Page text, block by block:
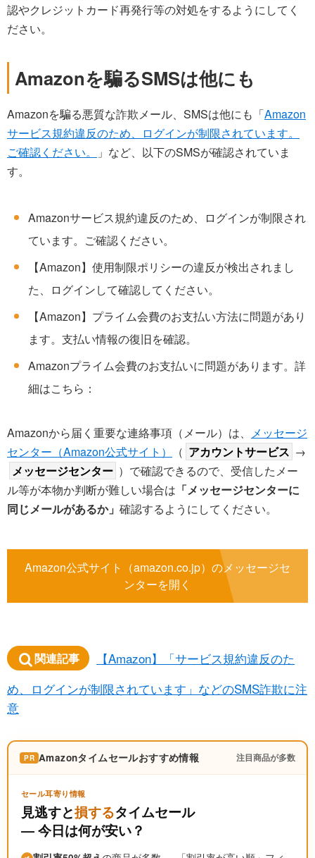
認やクレジットカード再発行等の対処をするようにしてく
ださい。
Amazonを騙るSMSは他にも
Amazonを騙る悪質な詐欺メール、SMSは他にも「Amazon
サービス規約違反のため、ログインが制限されています。
ご確認ください。
」など、以下のSMSが確認されていま
す。
Amazonサービス規約違反のため、ログインが制限され
ています。ご確認ください。
【Amazon】使用制限ポリシーの違反が検出されまし
た、ログインして確認してください。
【Amazon】プライム会費のお支払い方法に問題があり
ます。支払い情報の復旧を確認。
Amazonプライム会費のお支払いに問題があります。詳
細はこちら：
Amazonから届く重要な連絡事項（メール）は、 メッセージ
センター（Amazon公式サイト）
（ アカウントサービス →
メッセージセンター ）で確認できるので、受信したメー
ル等が本物か判断が難しい場合は 「メッセージセンターに
同じメールがあるか」 確認するようにしてください。
Amazon公式サイト（amazon.co.jp）のメッセージセ
ンターを開く
関連記事
【Amazon】「サービス規約違反のた
め、ログインが制限されています」などのSMS詐欺に注
意
PR Amazonタイムセールおすすめ情報 注目商品が多数
セール耳寄り情報
見逃すと損するタイムセール
― 今日は何が安い？